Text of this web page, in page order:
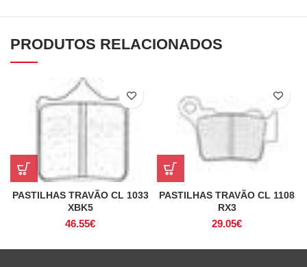
PRODUTOS RELACIONADOS
PASTILHAS TRAVÃO CL 1033
XBK5
46.55€
PASTILHAS TRAVÃO CL 1108
RX3
29.05€